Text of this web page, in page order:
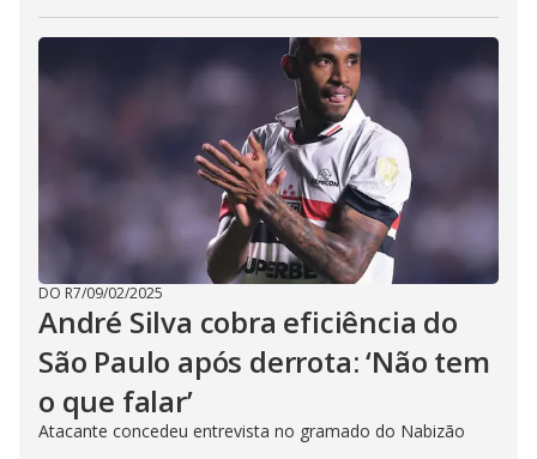
DO R7/09/02/2025
André Silva cobra eficiência do
São Paulo após derrota: ‘Não tem
o que falar’
Atacante concedeu entrevista no gramado do Nabizão